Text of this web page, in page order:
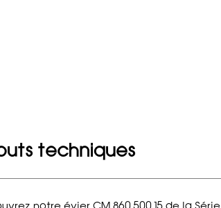
techniques